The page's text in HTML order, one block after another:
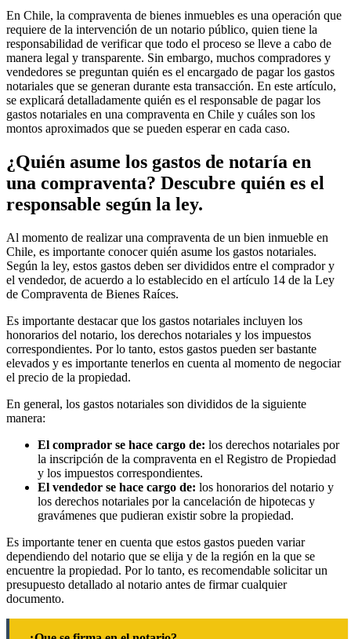
WhatsApp
En Chile, la compraventa de bienes inmuebles es una operación que
requiere de la intervención de un notario público, quien tiene la
responsabilidad de verificar que todo el proceso se lleve a cabo de
manera legal y transparente. Sin embargo, muchos compradores y
vendedores se preguntan quién es el encargado de pagar los gastos
notariales que se generan durante esta transacción. En este artículo,
se explicará detalladamente quién es el responsable de pagar los
gastos notariales en una compraventa en Chile y cuáles son los
montos aproximados que se pueden esperar en cada caso.
¿Quién asume los gastos de notaría en
una compraventa? Descubre quién es el
responsable según la ley.
Al momento de realizar una compraventa de un bien inmueble en
Chile, es importante conocer quién asume los gastos notariales.
Según la ley, estos gastos deben ser divididos entre el comprador y
el vendedor, de acuerdo a lo establecido en el artículo 14 de la Ley
de Compraventa de Bienes Raíces.
Es importante destacar que los gastos notariales incluyen los
honorarios del notario, los derechos notariales y los impuestos
correspondientes. Por lo tanto, estos gastos pueden ser bastante
elevados y es importante tenerlos en cuenta al momento de negociar
el precio de la propiedad.
En general, los gastos notariales son divididos de la siguiente
manera:
El comprador se hace cargo de: los derechos notariales por
la inscripción de la compraventa en el Registro de Propiedad
y los impuestos correspondientes.
El vendedor se hace cargo de: los honorarios del notario y
los derechos notariales por la cancelación de hipotecas y
gravámenes que pudieran existir sobre la propiedad.
Es importante tener en cuenta que estos gastos pueden variar
dependiendo del notario que se elija y de la región en la que se
encuentre la propiedad. Por lo tanto, es recomendable solicitar un
presupuesto detallado al notario antes de firmar cualquier
documento.